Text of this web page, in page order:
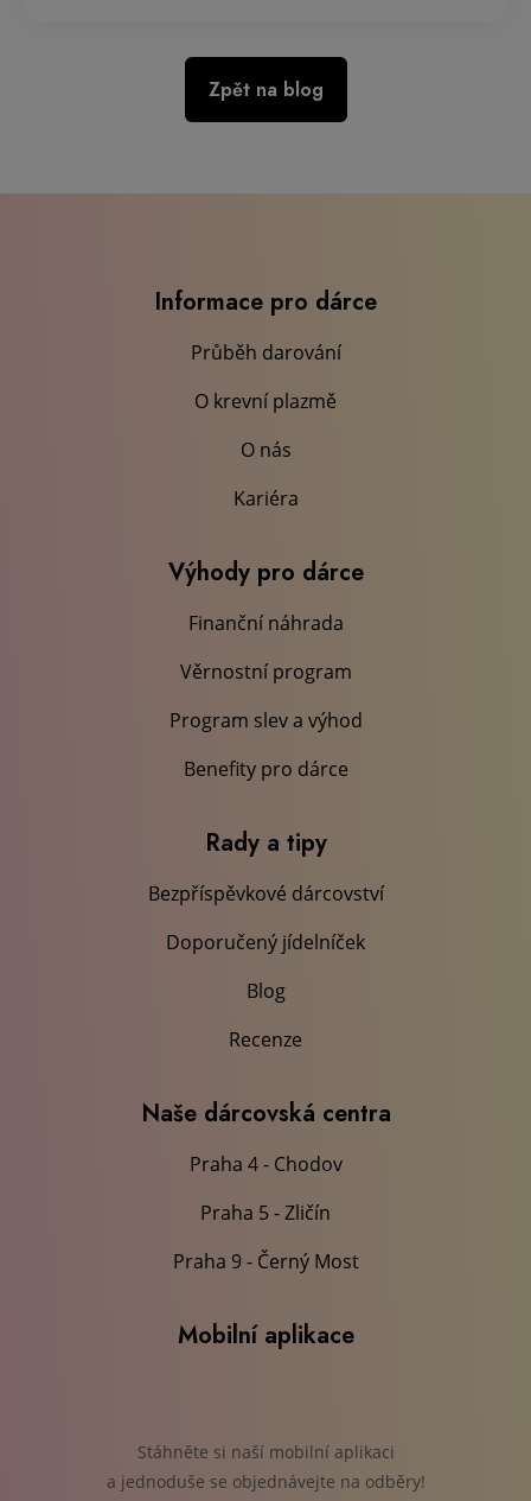
Zpět na blog
Informace pro dárce
Průběh darování
O krevní plazmě
O nás
Kariéra
Výhody pro dárce
Finanční náhrada
Věrnostní program
Program slev a výhod
Benefity pro dárce
Rady a tipy
Bezpříspěvkové dárcovství
Doporučený jídelníček
Blog
Recenze
Naše dárcovská centra
Praha 4 - Chodov
Praha 5 - Zličín
Praha 9 - Černý Most
Mobilní aplikace
Stáhněte si naší mobilní aplikaci
a jednoduše se objednávejte na odběry!